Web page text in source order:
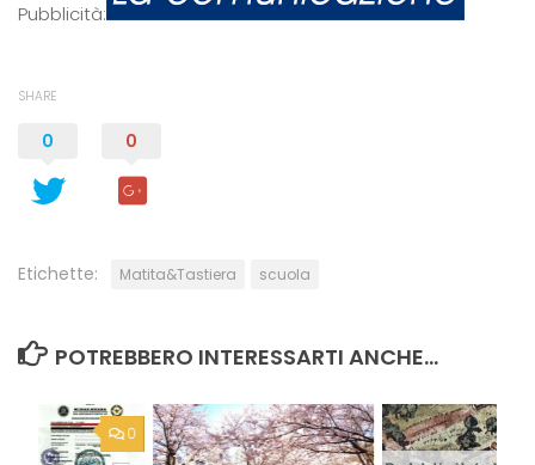
Pubblicità:
SHARE
0 0
Etichette: Matita&Tastiera scuola
POTREBBERO INTERESSARTI ANCHE...
0